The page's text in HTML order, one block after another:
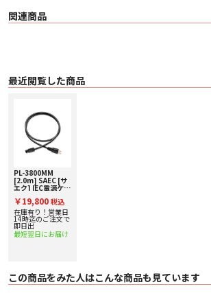
関連商品
最近閲覧した商品
PL-3800MM
[2.0m] SAEC [サ
エク] IEC電源ケー
￥19,800 税込
在庫有り！営業日
14時迄のご注文で
即日出
最短翌日にお届け
この商品をみた人はこんな商品も見ています